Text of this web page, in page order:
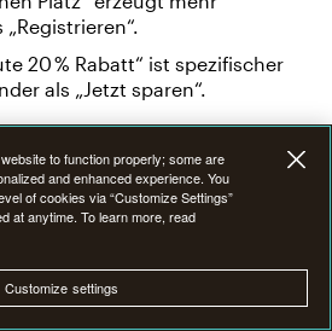
20 % Rabatt“ ist spezifischer
als „Jetzt sparen“.
Leute eher klicken, wenn sie
Nächstes passiert. Sei also
dich auf den Nutzen und
Überlege dir, was dich
Website selbst zum Klicken
to function properly; some are
and enhanced experience. You
of cookies via “Customize Settings”
at anytime. To learn more, read
Customize settings